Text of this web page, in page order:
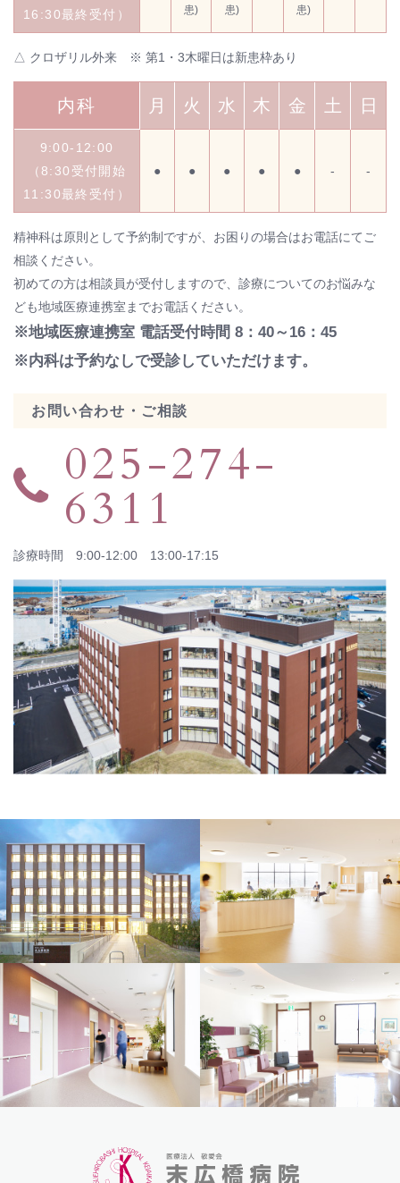
16:30最終受付）
患)
患)
患)
△ クロザリル外来 ※ 第1・3木曜日は新患枠あり
内科 月 火 水 木 金 土 日
9:00-12:00
（8:30受付開始
11:30最終受付）
● ● ● ● ● - -
精神科は原則として予約制ですが、お困りの場合はお電話にてご
相談ください。
初めての方は相談員が受付しますので、診療についてのお悩みな
ども地域医療連携室までお電話ください。
※地域医療連携室 電話受付時間 8：40～16：45
※内科は予約なしで受診していただけます。
お問い合わせ・ご相談
025-274-
6311
診療時間 9:00-12:00 13:00-17:15